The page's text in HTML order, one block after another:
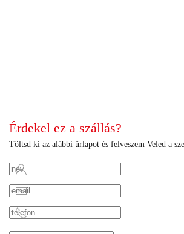
Érdekel ez a szállás?
Töltsd ki az alábbi űrlapot és felveszem Veled a